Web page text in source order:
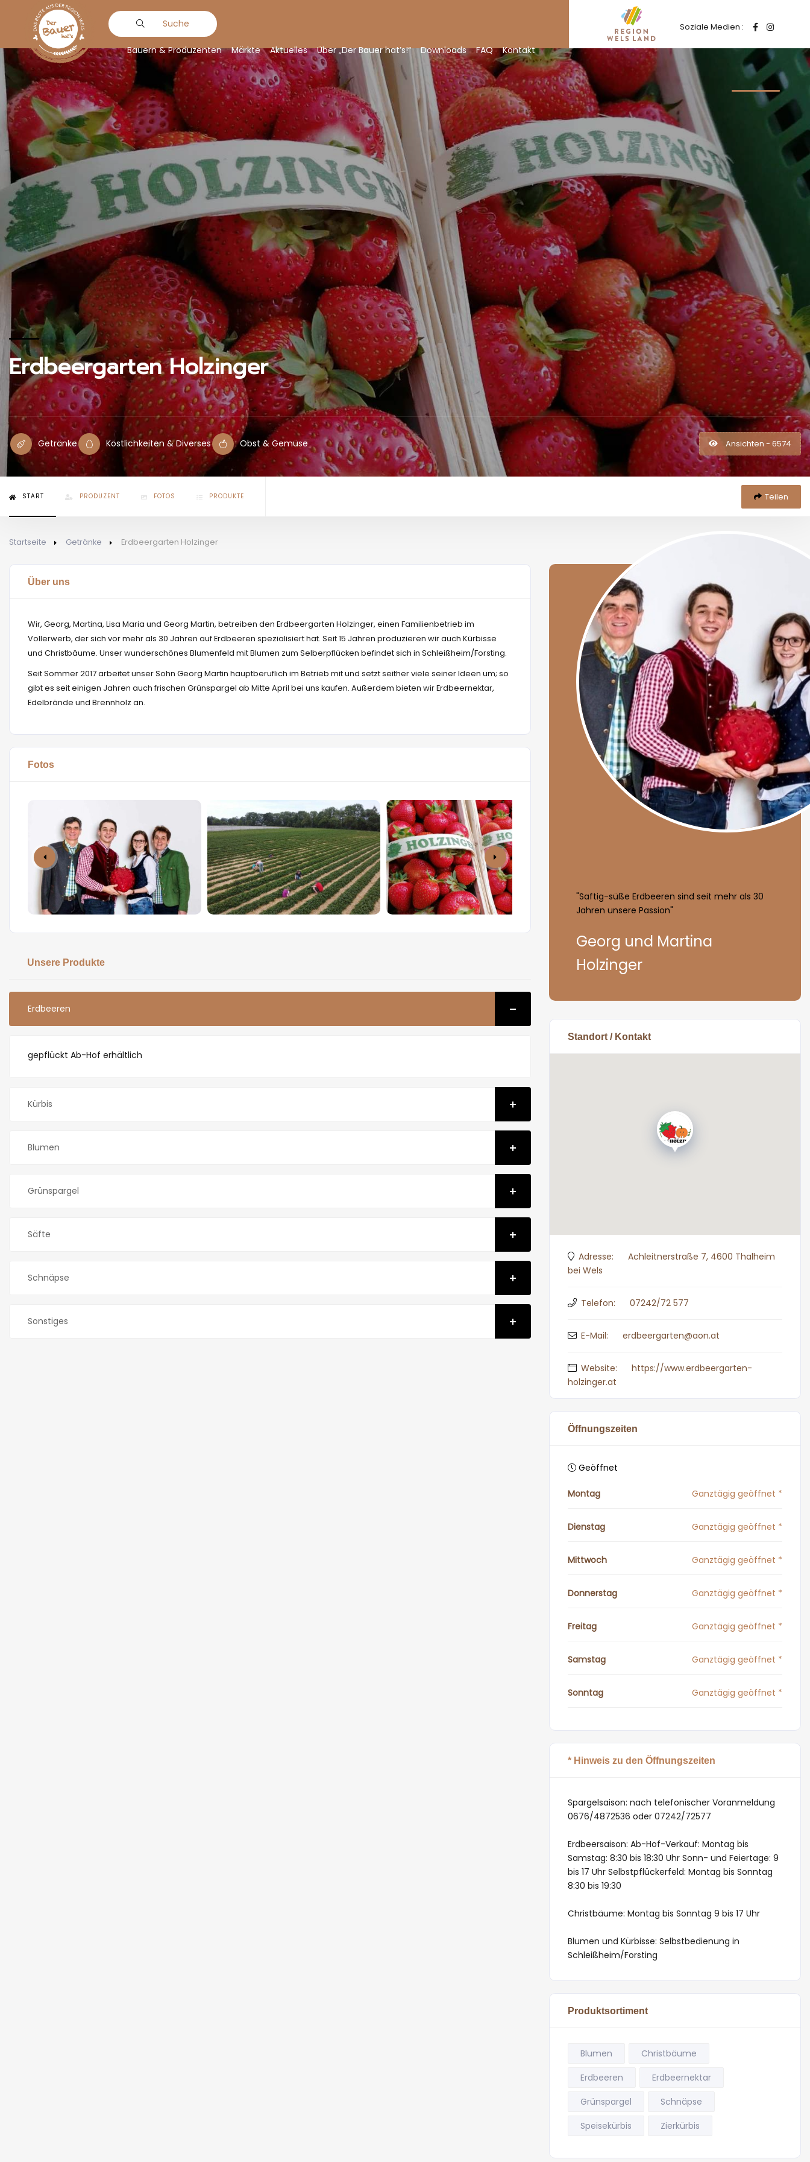
Suche Soziale Medien :
Bauern & Produzenten Märkte Aktuelles Über „Der Bauer hat’s!“ Downloads FAQ Kontakt
Erdbeergarten Holzinger
Getränke Köstlichkeiten & Diverses Obst & Gemüse Ansichten - 6574
START PRODUZENT FOTOS PRODUKTE Teilen
Startseite Getränke Erdbeergarten Holzinger
Über uns
Wir, Georg, Martina, Lisa Maria und Georg Martin, betreiben den Erdbeergarten Holzinger, einen Familienbetrieb im
Vollerwerb, der sich vor mehr als 30 Jahren auf Erdbeeren spezialisiert hat. Seit 15 Jahren produzieren wir auch Kürbisse
und Christbäume. Unser wunderschönes Blumenfeld mit Blumen zum Selberpflücken befindet sich in Schleißheim/Forsting.
Seit Sommer 2017 arbeitet unser Sohn Georg Martin hauptberuflich im Betrieb mit und setzt seither viele seiner Ideen um; so
gibt es seit einigen Jahren auch frischen Grünspargel ab Mitte April bei uns kaufen. Außerdem bieten wir Erdbeernektar,
Edelbrände und Brennholz an.
Fotos
Unsere Produkte
Erdbeeren
gepflückt Ab-Hof erhältlich
Kürbis
Blumen
Grünspargel
Säfte
Schnäpse
Sonstiges
"Saftig-süße Erdbeeren sind seit mehr als 30
Jahren unsere Passion"
Georg und Martina
Holzinger
Standort / Kontakt
Adresse:
Achleitnerstraße 7, 4600 Thalheim
bei Wels
Telefon: 07242/72 577
E-Mail: erdbeergarten@aon.at
Website:
https://www.erdbeergarten-
holzinger.at
Öffnungszeiten
Geöffnet
Montag Ganztägig geöffnet *
Dienstag Ganztägig geöffnet *
Mittwoch Ganztägig geöffnet *
Donnerstag Ganztägig geöffnet *
Freitag Ganztägig geöffnet *
Samstag Ganztägig geöffnet *
Sonntag Ganztägig geöffnet *
* Hinweis zu den Öffnungszeiten
Spargelsaison: nach telefonischer Voranmeldung
0676/4872536 oder 07242/72577
Erdbeersaison: Ab-Hof-Verkauf: Montag bis
Samstag: 8:30 bis 18:30 Uhr Sonn- und Feiertage: 9
bis 17 Uhr Selbstpflückerfeld: Montag bis Sonntag
8:30 bis 19:30
Christbäume: Montag bis Sonntag 9 bis 17 Uhr
Blumen und Kürbisse: Selbstbedienung in
Schleißheim/Forsting
Produktsortiment
Blumen
Christbäume
Erdbeeren
Erdbeernektar
Grünspargel
Schnäpse
Speisekürbis
Zierkürbis